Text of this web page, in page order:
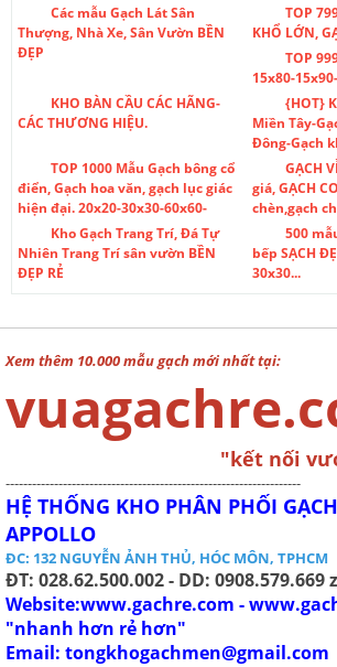
Các mẫu Gạch Lát Sân
Thượng, Nhà Xe, Sân Vườn BỀN
ĐẸP
TOP
KHỔ LỚN,
TOP
15x80-
KHO BÀN CẦU CÁC HÃNG-
CÁC THƯƠNG HIỆU.
{HOT}
Miền Tây-
Đông-Gạch
TOP 1000 Mẫu Gạch bông cổ
điển, Gạch hoa văn, gạch lục giác
hiện đại. 20x20-30x30-60x60-
GẠCH
giá, GẠCH
chèn,gạch
Kho Gạch Trang Trí, Đá Tự
Nhiên Trang Trí sân vườn BỀN
ĐẸP RẺ
500
bếp SẠCH
30x30...
Xem thêm 10.000 mẫu gạch mới nhất tại:
"kết nối vươn
-------------------------------------------------------------------
HỆ THỐNG KHO PHÂN PHỐI
APPOLLO
ĐC: 132 NGUYỄN ẢNH THỦ, HÓC MÔN, TPHCM
ĐT: 028.62.500.002 - DD: 0908.579.669
Website:www.gachre.com -
"nhanh hơn rẻ hơn"
Email: tongkhogachmen@gmail.com